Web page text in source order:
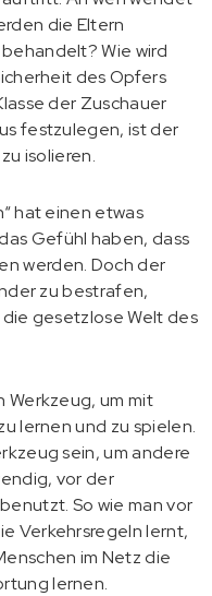
die Eltern
Wie wird
des Opfers
der Zuschauer
festzulegen, ist der
isolieren.
hat einen etwas
Gefühl haben, dass
werden. Doch der
zu bestrafen,
gesetzlose Welt des
Werkzeug, um mit
lernen und zu spielen.
sein, um andere
vor der
So wie man vor
Verkehrsregeln lernt,
im Netz die
lernen.